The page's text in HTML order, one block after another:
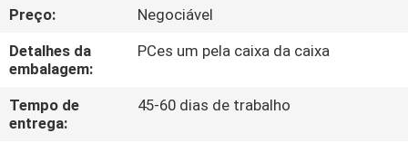
CONTROLE
DA
QUALIDADE
Preço:
Negociável
Detalhes da
embalagem:
PCes um pela caixa da caixa
Tempo de
entrega:
45-60 dias de trabalho